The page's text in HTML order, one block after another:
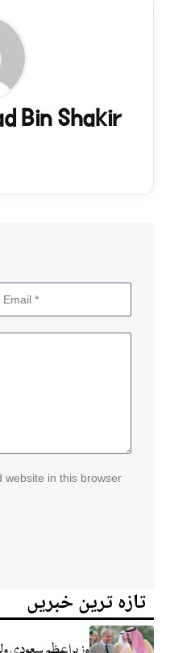
Bin Shakir
website in this browser
تازہ ترین خبریں